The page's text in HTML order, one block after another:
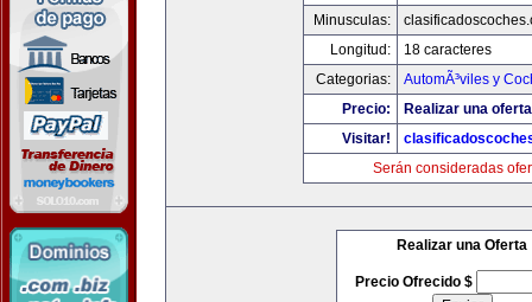
Minusculas:
Longitud:
18 caracteres
Categorias:
AutomÃ³viles y
Precio:
Realizar una
Visitar!
Serán consideradas
Realizar una Oferta
Precio Ofrecido $